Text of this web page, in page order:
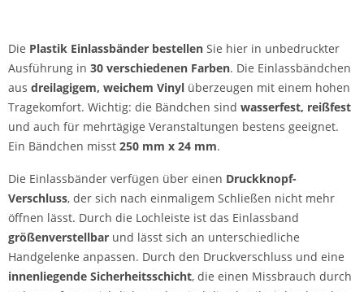
Die Plastik Einlassbänder bestellen Sie hier in unbedruckter
Ausführung in 30 verschiedenen Farben. Die Einlassbändchen
aus dreilagigem, weichem Vinyl überzeugen mit einem hohen
Tragekomfort. Wichtig: die Bändchen sind wasserfest, reißfest
und auch für mehrtägige Veranstaltungen bestens geeignet.
Ein Bändchen misst 250 mm x 24 mm.
Die Einlassbänder verfügen über einen Druckknopf-
Verschluss, der sich nach einmaligem Schließen nicht mehr
öffnen lässt. Durch die Lochleiste ist das Einlassband
größenverstellbar und lässt sich an unterschiedliche
Handgelenke anpassen. Durch den Druckverschluss und eine
innenliegende Sicherheitsschicht, die einen Missbrauch durch